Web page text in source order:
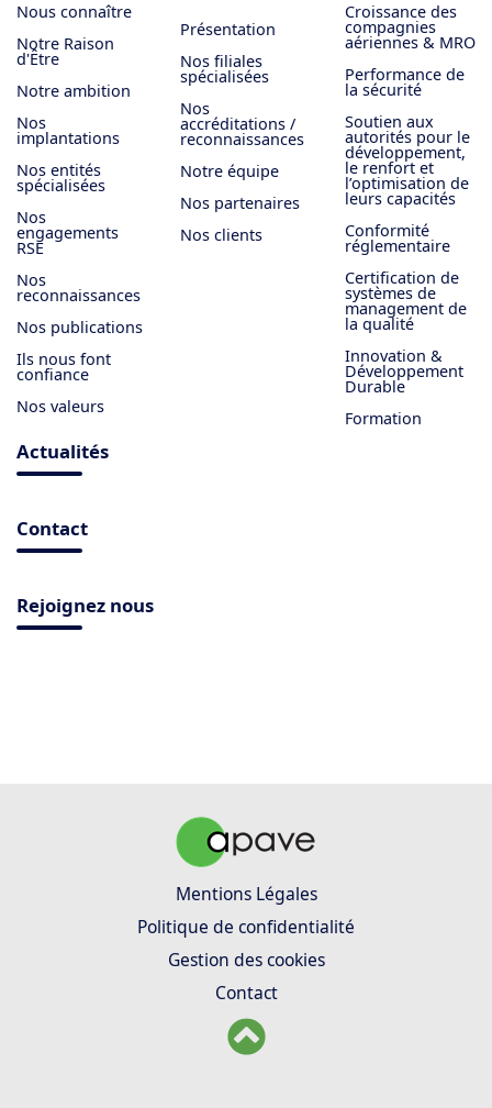
Nous connaître
Notre Raison
d'Être
Notre ambition
Nos
implantations
Nos entités
spécialisées
Nos
engagements
RSE
Nos
reconnaissances
Nos publications
Ils nous font
confiance
Nos valeurs
Présentation
Nos filiales
spécialisées
Nos
accréditations /
reconnaissances
Notre équipe
Nos partenaires
Nos clients
Croissance des
compagnies
aériennes & MRO
Performance de
la sécurité
Soutien aux
autorités pour le
développement,
le renfort et
l’optimisation de
leurs capacités
Conformité
réglementaire
Certification de
systèmes de
management de
la qualité
Innovation &
Développement
Durable
Formation
Actualités
Contact
Rejoignez nous
Mentions Légales
Politique de confidentialité
Gestion des cookies
Contact